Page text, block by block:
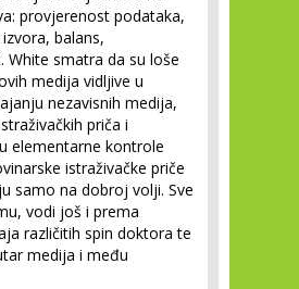
provjerenost podataka,
balans,
White smatra da su loše
medija vidljive u
nezavisnih medija,
priča i
elementarne kontrole
istraživačke priče
samo na dobroj volji. Sve
vodi još i prema
različitih spin doktora te
medija i među